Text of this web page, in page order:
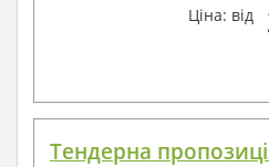
Ціна: від
Тендерна